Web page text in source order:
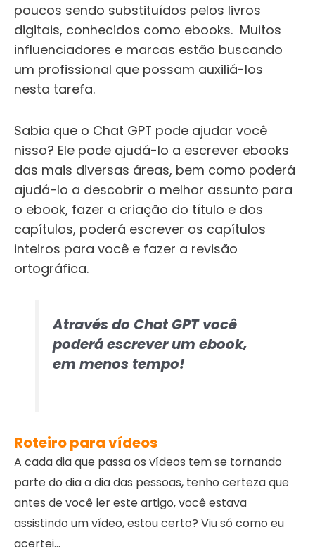
poucos sendo substituídos pelos livros
digitais, conhecidos como ebooks. Muitos
influenciadores e marcas estão buscando
um profissional que possam auxiliá-los
nesta tarefa.
Sabia que o Chat GPT pode ajudar você
nisso? Ele pode ajudá-lo a escrever ebooks
das mais diversas áreas, bem como poderá
ajudá-lo a descobrir o melhor assunto para
o ebook, fazer a criação do título e dos
capítulos, poderá escrever os capítulos
inteiros para você e fazer a revisão
ortográfica.
Através do Chat GPT você
poderá escrever um ebook,
em menos tempo!
Roteiro para vídeos
A cada dia que passa os vídeos tem se tornando
parte do dia a dia das pessoas, tenho certeza que
antes de você ler este artigo, você estava
assistindo um vídeo, estou certo? Viu só como eu
acertei…